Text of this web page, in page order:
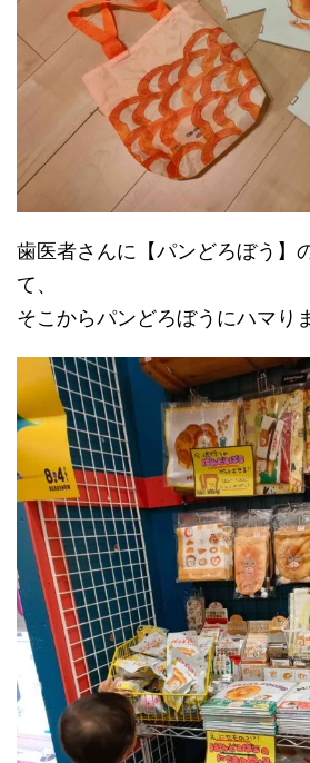
歯医者さんに【パンどろぼう】
て、
そこからパンどろぼうにハマり